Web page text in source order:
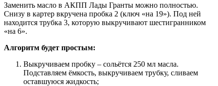
Заменить масло в АКПП Лады Гранты можно полностью.
Снизу в картер вкручена пробка 2 (ключ «на 19»). Под ней
находится трубка 3, которую выкручивают шестигранником
«на 6».
Алгоритм будет простым:
Выкручиваем пробку – сольётся 250 мл масла.
Подставляем ёмкость, выкручиваем трубку, сливаем
оставшуюся жидкость;